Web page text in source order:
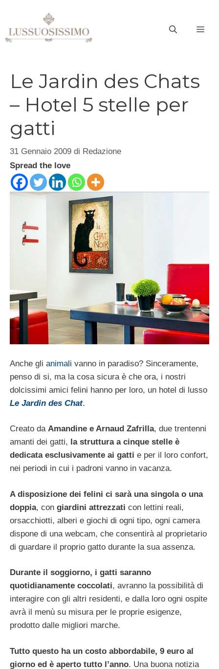
contenuto
Le Jardin des Chats
– Hotel 5 stelle per
gatti
31 Gennaio 2009 di Redazione
Spread the love
Anche gli animali vanno in paradiso? Sinceramente,
penso di si, ma la cosa sicura è che ora, i nostri
dolcissimi amici felini hanno per loro, un hotel di lusso
Le Jardin des Chat.
Creato da Amandine e Arnaud Zafrilla, due trentenni
amanti dei gatti, la struttura a cinque stelle è
dedicata esclusivamente ai gatti e per il loro confort,
nei periodi in cui i padroni vanno in vacanza.
A disposizione dei felini ci sarà una singola o una
doppia, con giardini attrezzati con lettini reali,
orsacchiotti, alberi e giochi di ogni tipo, ogni camera
dispone di una webcam, che consentirà al proprietario
di guardare il proprio gatto durante la sua assenza.
Durante il soggiorno, i gatti saranno
quotidianamente coccolati, avranno la possibilità di
interagire con gli altri residenti, e dalla loro ogni ospite
avrà il menù su misura per le proprie esigenze,
prodotto dalle migliori marche.
Tutto questo ha un costo abbordabile, 9 euro al
giorno ed è aperto tutto l’anno. Una buona notizia